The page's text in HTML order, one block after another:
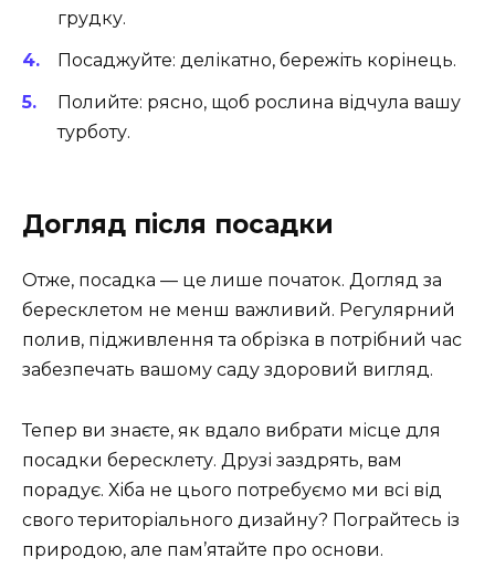
грудку.
Посаджуйте: делікатно, бережіть корінець.
Полийте: рясно, щоб рослина відчула вашу
турботу.
Догляд після посадки
Отже, посадка — це лише початок. Догляд за
бересклетом не менш важливий. Регулярний
полив, підживлення та обрізка в потрібний час
забезпечать вашому саду здоровий вигляд.
Тепер ви знаєте, як вдало вибрати місце для
посадки бересклету. Друзі заздрять, вам
порадує. Хіба не цього потребуємо ми всі від
свого територіального дизайну? Пограйтесь із
природою, але пам’ятайте про основи.